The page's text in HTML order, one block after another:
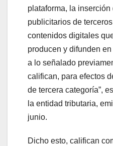
plataforma, la
publicitarios de
contenidos digitales
producen y difunden
a lo señalado
califican, para efectos
de tercera categoría”,
la entidad tributaria,
junio.
Dicho esto, califican